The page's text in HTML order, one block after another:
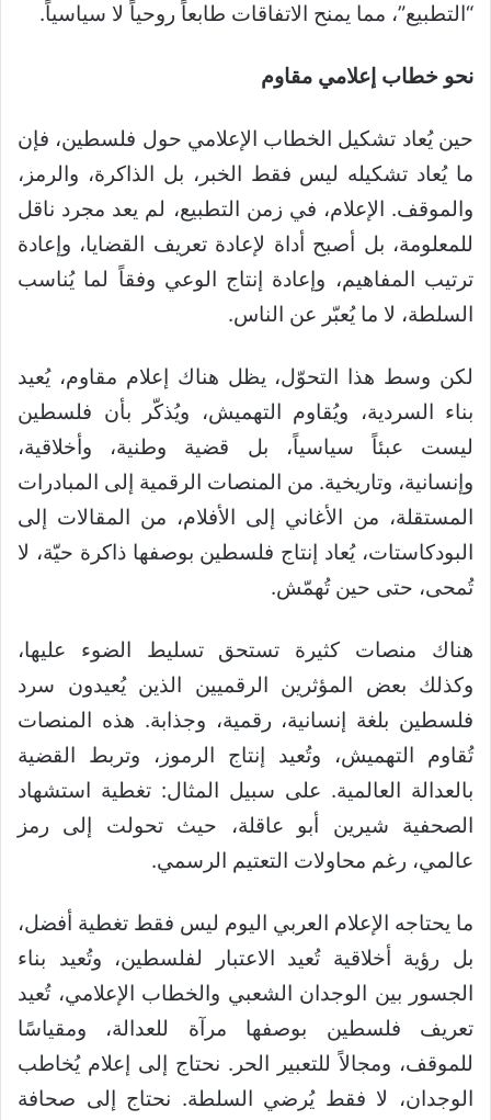
“التطبيع”، مما يمنح الاتفاقات طابعاً روحياً لا سياسياً.
نحو خطاب إعلامي مقاوم
حين يُعاد تشكيل الخطاب الإعلامي حول فلسطين، فإن
ما يُعاد تشكيله ليس فقط الخبر، بل الذاكرة، والرمز،
والموقف. الإعلام، في زمن التطبيع، لم يعد مجرد ناقل
للمعلومة، بل أصبح أداة لإعادة تعريف القضايا، وإعادة
ترتيب المفاهيم، وإعادة إنتاج الوعي وفقاً لما يُناسب
السلطة، لا ما يُعبّر عن الناس.
لكن وسط هذا التحوّل، يظل هناك إعلام مقاوم، يُعيد
بناء السردية، ويُقاوم التهميش، ويُذكّر بأن فلسطين
ليست عبئاً سياسياً، بل قضية وطنية، وأخلاقية،
وإنسانية، وتاريخية. من المنصات الرقمية إلى المبادرات
المستقلة، من الأغاني إلى الأفلام، من المقالات إلى
البودكاستات، يُعاد إنتاج فلسطين بوصفها ذاكرة حيّة، لا
تُمحى، حتى حين تُهمّش.
هناك منصات كثيرة تستحق تسليط الضوء عليها،
وكذلك بعض المؤثرين الرقميين الذين يُعيدون سرد
فلسطين بلغة إنسانية، رقمية، وجذابة. هذه المنصات
تُقاوم التهميش، وتُعيد إنتاج الرموز، وتربط القضية
بالعدالة العالمية. على سبيل المثال: تغطية استشهاد
الصحفية شيرين أبو عاقلة، حيث تحولت إلى رمز
عالمي، رغم محاولات التعتيم الرسمي.
ما يحتاجه الإعلام العربي اليوم ليس فقط تغطية أفضل،
بل رؤية أخلاقية تُعيد الاعتبار لفلسطين، وتُعيد بناء
الجسور بين الوجدان الشعبي والخطاب الإعلامي، تُعيد
تعريف فلسطين بوصفها مرآة للعدالة، ومقياسًا
للموقف، ومجالاً للتعبير الحر. نحتاج إلى إعلام يُخاطب
الوجدان، لا فقط يُرضي السلطة. نحتاج إلى صحافة